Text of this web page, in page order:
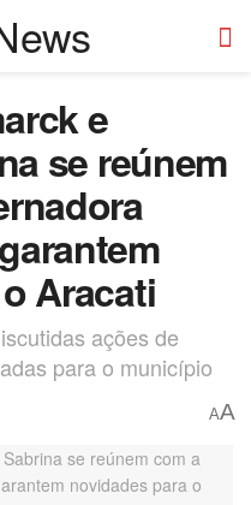
e
se reúnem
Aracati
ações de
para o município
AA